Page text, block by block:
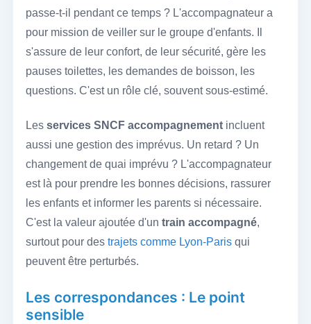
passe-t-il pendant ce temps ? L'accompagnateur a
pour mission de veiller sur le groupe d'enfants. Il
s'assure de leur confort, de leur sécurité, gère les
pauses toilettes, les demandes de boisson, les
questions. C'est un rôle clé, souvent sous-estimé.
Les services SNCF accompagnementincluent
aussi une gestion des imprévus. Un retard ? Un
changement de quai imprévu ? L'accompagnateur
est là pour prendre les bonnes décisions, rassurer
les enfants et informer les parents si nécessaire.
C'est la valeur ajoutée d'un train accompagné,
surtout pour des trajets comme Lyon-Parisqui
peuvent être perturbés.
Les correspondances : Le point
sensible